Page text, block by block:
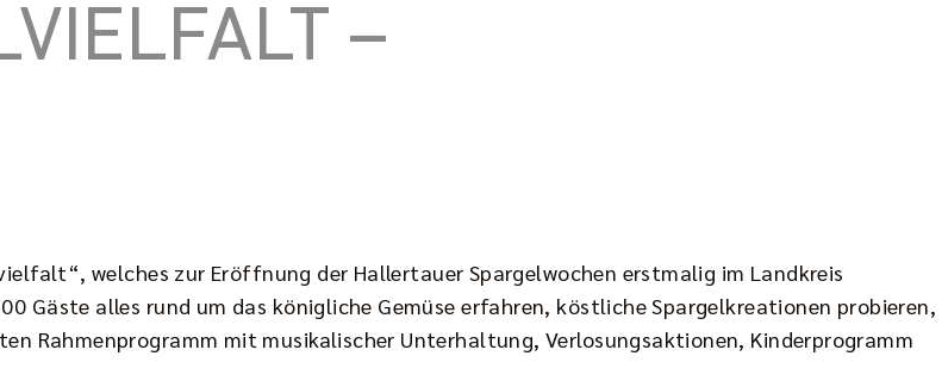
–
welches zur Eröffnung der Hallertauer Spargelwochen erstmalig im Landkreis
Gäste alles rund um das königliche Gemüse erfahren, köstliche Spargelkreationen probieren,
Rahmenprogramm mit musikalischer Unterhaltung, Verlosungsaktionen, Kinderprogramm